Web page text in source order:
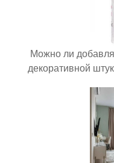
Можно ли
декоративной